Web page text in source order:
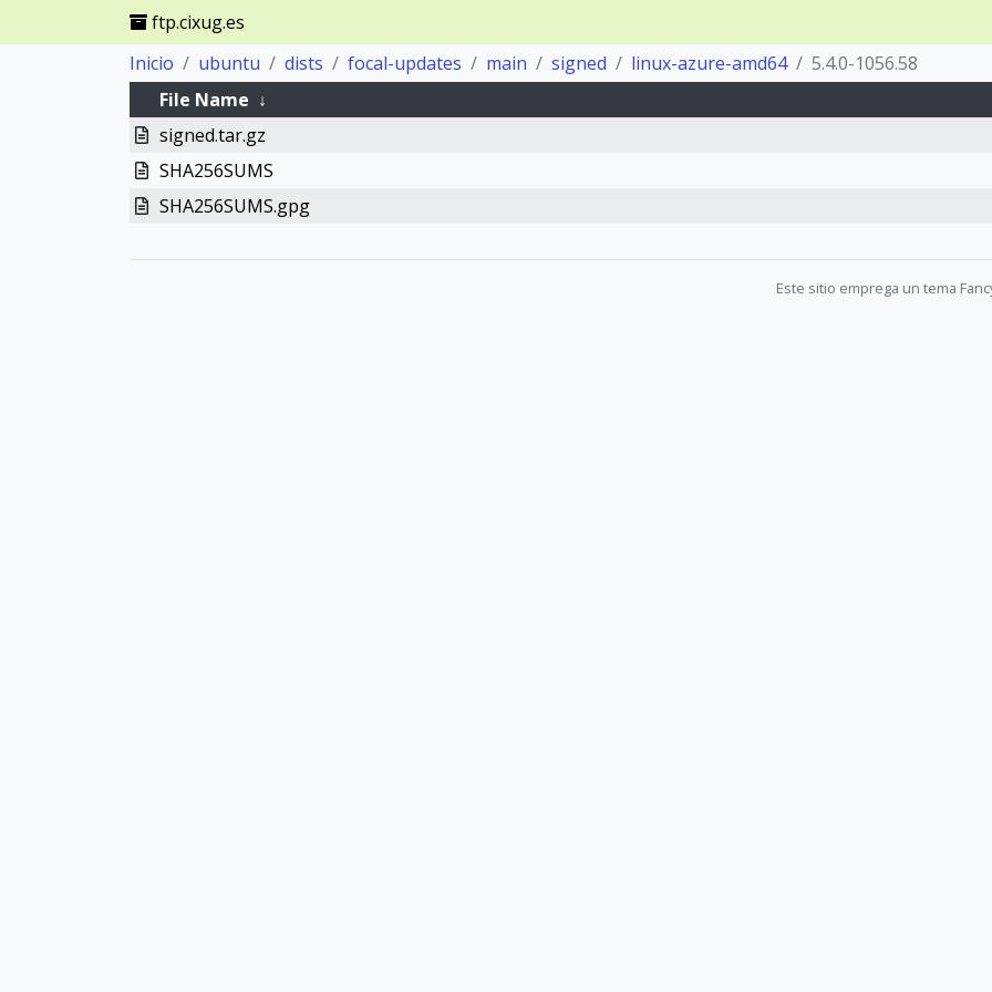
ftp.cixug.es
Inicio
ubuntu dists focal-updates main signed linux-azure-amd64
5.4.0-1056.58
File Name ↓
signed.tar.gz
SHA256SUMS
SHA256SUMS.gpg
Este sitio emprega un tema